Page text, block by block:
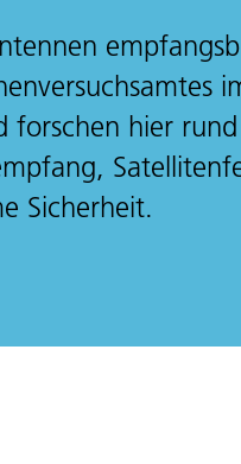
forschen hier
Sicherheit.